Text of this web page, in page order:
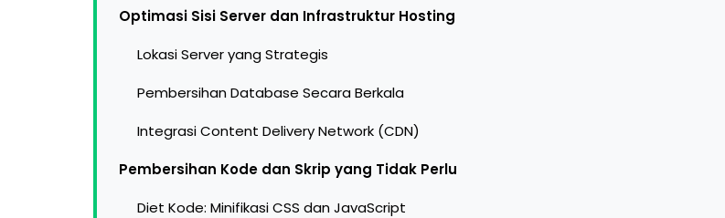
Optimasi Sisi Server dan Infrastruktur Hosting
Lokasi Server yang Strategis
Pembersihan Database Secara Berkala
Integrasi Content Delivery Network (CDN)
Pembersihan Kode dan Skrip yang Tidak Perlu
Diet Kode: Minifikasi CSS dan JavaScript